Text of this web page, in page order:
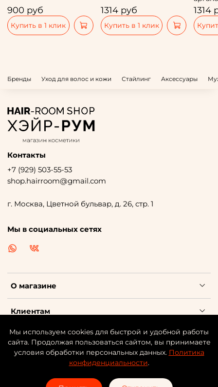
900 руб
Купить в 1 клик
1314 руб
Купить в 1 клик
1314
Бренды Уход для волос и кожи Стайлинг Аксессуары
О магазине
Клиентам
Каталог косметики
Контакты
+7 (929) 503-55-53
shop.hairroom@gmail.com
г. Москва, Цветной бульвар, д. 26, стр. 1
Мы в социальных сетях
-ROOM | ИНН: 701708809992 | ОГРНИП:
Мы используем cookies для быстрой и удобной работы
сайта. Продолжая пользоваться сайтом, вы принимаете
условия обработки персональных данных. Политика
конфиденциальности.